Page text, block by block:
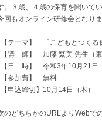
。３歳、４歳の保育を聞いて
回もオンライン研修会となり
【テーマ】 「こどもとつく
【講 師】 加藤 繁美 先生（東
【日 時】 令和3年10月21日
【参加費
【申込締切】10月14日（木）
のどちらかのURLよりWebで